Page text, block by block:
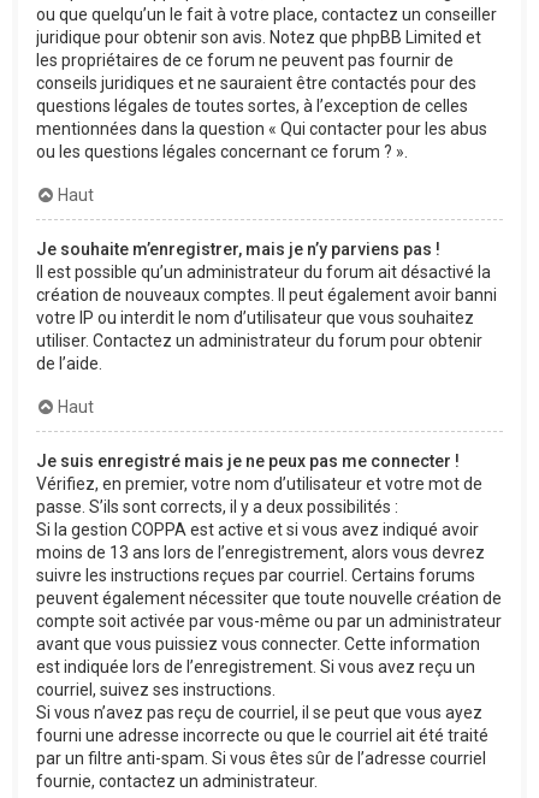
ou que quelqu’un le fait à votre place, contactez un conseiller
juridique pour obtenir son avis. Notez que phpBB Limited et
les propriétaires de ce forum ne peuvent pas fournir de
conseils juridiques et ne sauraient être contactés pour des
questions légales de toutes sortes, à l’exception de celles
mentionnées dans la question « Qui contacter pour les abus
ou les questions légales concernant ce forum ? ».
Haut
Je souhaite m’enregistrer, mais je n’y parviens pas !
Il est possible qu’un administrateur du forum ait désactivé la
création de nouveaux comptes. Il peut également avoir banni
votre IP ou interdit le nom d’utilisateur que vous souhaitez
utiliser. Contactez un administrateur du forum pour obtenir
de l’aide.
Haut
Je suis enregistré mais je ne peux pas me connecter !
Vérifiez, en premier, votre nom d’utilisateur et votre mot de
passe. S’ils sont corrects, il y a deux possibilités :
Si la gestion COPPA est active et si vous avez indiqué avoir
moins de 13 ans lors de l’enregistrement, alors vous devrez
suivre les instructions reçues par courriel. Certains forums
peuvent également nécessiter que toute nouvelle création de
compte soit activée par vous-même ou par un administrateur
avant que vous puissiez vous connecter. Cette information
est indiquée lors de l’enregistrement. Si vous avez reçu un
courriel, suivez ses instructions.
Si vous n’avez pas reçu de courriel, il se peut que vous ayez
fourni une adresse incorrecte ou que le courriel ait été traité
par un filtre anti-spam. Si vous êtes sûr de l’adresse courriel
fournie, contactez un administrateur.